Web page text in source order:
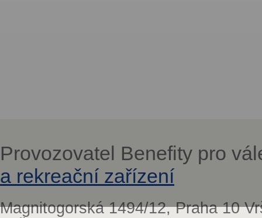
Provozovatel Benefity pro
a rekreační zařízení
Magnitogorská 1494/12, Praha 10